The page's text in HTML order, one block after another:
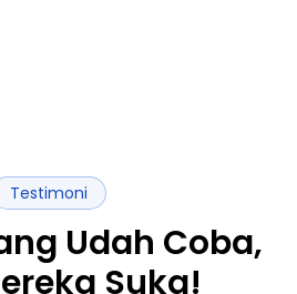
Testimoni
Udah Coba,
Suka!